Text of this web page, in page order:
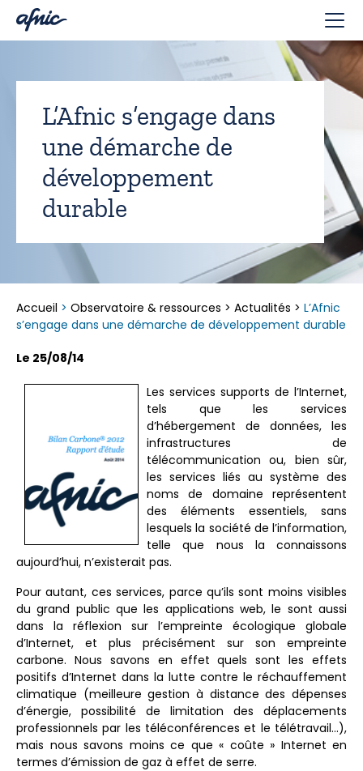
L’Afnic s’engage dans
une démarche de
développement
durable
Accueil > Observatoire & ressources > Actualités > L’Afnic
s’engage dans une démarche de développement durable
Le 25/08/14
Les services supports de l’Internet,
tels que les services
d’hébergement de données, les
infrastructures de
télécommunication ou, bien sûr,
les services liés au système des
noms de domaine représentent
des éléments essentiels, sans
lesquels la société de l’information,
telle que nous la connaissons
aujourd’hui, n’existerait pas.
Pour autant, ces services, parce qu’ils sont moins visibles
du grand public que les applications web, le sont aussi
dans la réflexion sur l’empreinte écologique globale
d’Internet, et plus précisément sur son empreinte
carbone. Nous savons en effet quels sont les effets
positifs d’Internet dans la lutte contre le réchauffement
climatique (meilleure gestion à distance des dépenses
d’énergie, possibilité de limitation des déplacements
professionnels par les téléconférences et le télétravail…),
mais nous savons moins ce que « coûte » Internet en
termes d’émission de gaz à effet de serre.
Panneau de gestion des cookies